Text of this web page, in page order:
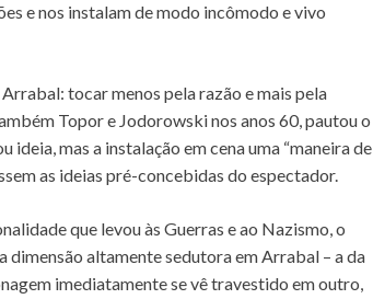
e nos instalam de modo incômodo e vivo
tocar menos pela razão e mais pela
Topor e Jodorowski nos anos 60, pautou o
ideia, mas a instalação em cena uma “maneira de
as ideias pré-concebidas do espectador.
que levou às Guerras e ao Nazismo, o
dimensão altamente sedutora em Arrabal – a da
imediatamente se vê travestido em outro,